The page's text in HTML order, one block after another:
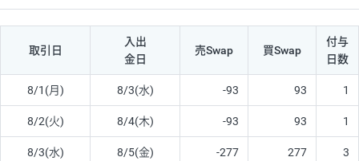
取引日
入出
金日
売Swap 買Swap
付与
日数
8/1(月) 8/3(水) -93 93 1
8/2(火) 8/4(木) -93 93 1
8/3(水) 8/5(金) -277 277 3